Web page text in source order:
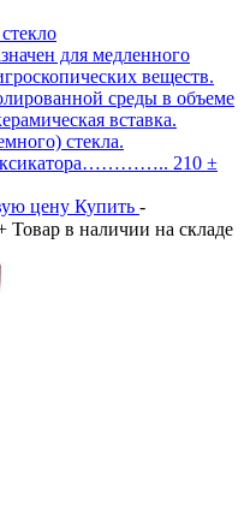
для медленного
веществ.
среды в объеме
вставка.
стекла.
210 ±
цену Купить -
Товар в наличии на складе